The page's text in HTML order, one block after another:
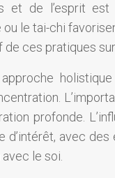
et de l’esprit
le tai-chi
de ces pratiques
profonde.
d’intérêt, avec
le soi.